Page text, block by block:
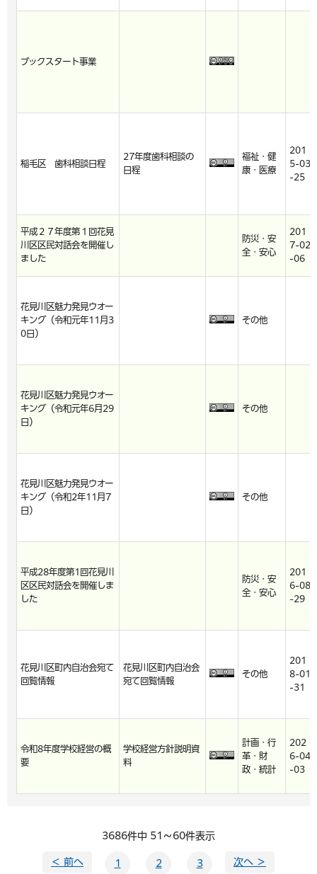
ブックスタート事業
稲毛区 歯科相談日程
27年度歯科相談の
日程
福祉・健
康・医療
201
5-03
-25
平成２７年度第１回花見
川区区民対話会を開催し
ました
防災・安
全・安心
201
7-02
-06
花見川区魅力発見ウオー
キング（令和元年11月3
0日）
その他
花見川区魅力発見ウオー
キング（令和元年6月29
日）
その他
花見川区魅力発見ウオー
キング（令和2年11月7
日）
その他
平成28年度第1回花見川
区区民対話会を開催しま
した
防災・安
全・安心
201
6-08
-29
花見川区町内自治会宛て
回覧情報
花見川区町内自治会
宛て回覧情報
その他
201
8-01
-31
令和8年度学校経営の概
要
学校経営方針説明資
料
計画・行
革・財
政・統計
202
6-04
-03
3686件中 51～60件表示
＜ 前へ 1 2 3 次へ ＞